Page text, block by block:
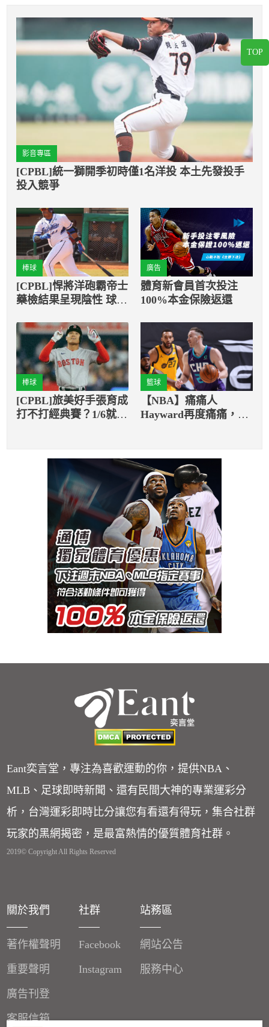
影音專區
[CPBL]統一獅開季初時僅1名洋投 本土先發投手
投入競爭
棒球
[CPBL]悍將洋砲霸帝士
藥檢結果呈現陰性 球團
廣告
體育新會員首次投注
100%本金保險返還
棒球
[CPBL]旅美好手張育成
打不打經典賽？1/6就知
籃球
【NBA】痛痛人
Hayward再度痛痛，今
TOP
Eant奕言堂，專注為喜歡運動的你，提供NBA、
MLB、足球即時新聞、還有民間大神的專業運彩分
析，台灣運彩即時比分讓您有看還有得玩，集合社群
玩家的黑網揭密，是最富熱情的優質體育社群。
2019© Copyright All Rights Reserved
關於我們
著作權聲明
重要聲明
廣告刊登
客服信箱
社群
Facebook
Instagram
站務區
網站公告
服務中心